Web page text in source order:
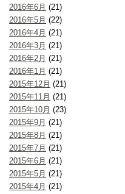
2016年6月 (21)
2016年5月 (22)
2016年4月 (21)
2016年3月 (21)
2016年2月 (21)
2016年1月 (21)
2015年12月 (21)
2015年11月 (21)
2015年10月 (23)
2015年9月 (21)
2015年8月 (21)
2015年7月 (21)
2015年6月 (21)
2015年5月 (21)
2015年4月 (21)